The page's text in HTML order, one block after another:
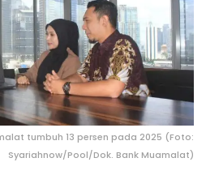
tumbuh 13 persen pada 2025 (Foto:
Syariahnow/Pool/Dok. Bank Muamalat)